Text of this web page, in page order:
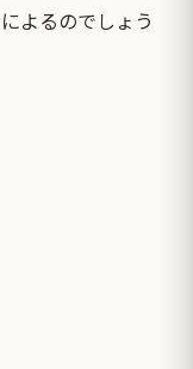
よるのでしょう